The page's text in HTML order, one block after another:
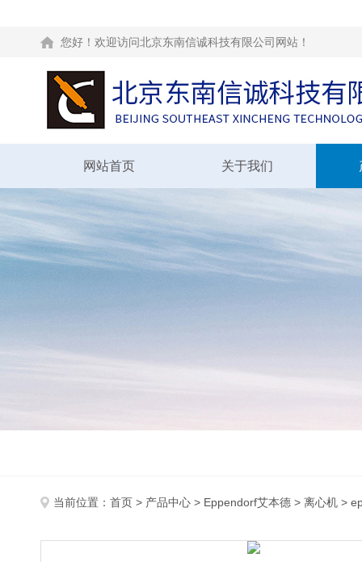
您好！欢迎访问北京东南信诚科技有限公司网站！
网站首页 关于我们
当前位置： 首页 > 产品中心 > Eppendorf艾本德 > 离心机 >